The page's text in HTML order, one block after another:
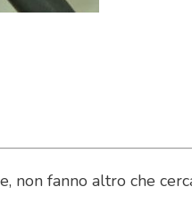
non fanno altro che